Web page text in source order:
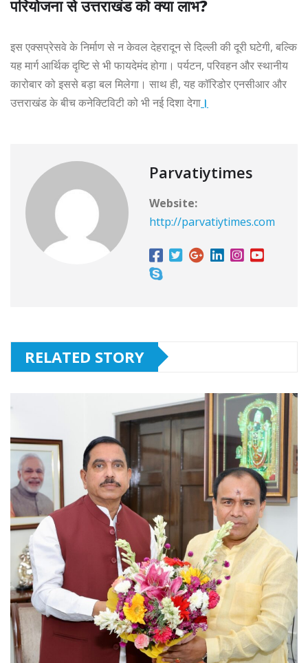
परियोजना से उत्तराखंड को क्या लाभ?
इस एक्सप्रेसवे के निर्माण से न केवल देहरादून से दिल्ली की दूरी घटेगी, बल्कि
यह मार्ग आर्थिक दृष्टि से भी फायदेमंद होगा। पर्यटन, परिवहन और स्थानीय
कारोबार को इससे बड़ा बल मिलेगा। साथ ही, यह कॉरिडोर एनसीआर और
उत्तराखंड के बीच कनेक्टिविटी को भी नई दिशा देगा ।
Parvatiytimes
Website:
http://parvatiytimes.com
RELATED STORY